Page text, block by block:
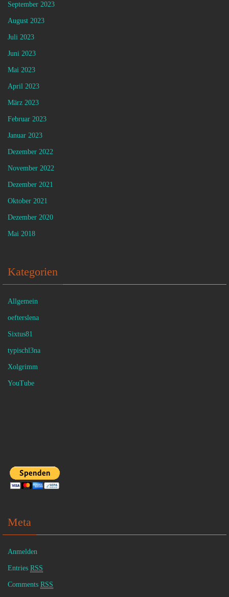
September 2023
August 2023
Juli 2023
Juni 2023
Mai 2023
April 2023
März 2023
Februar 2023
Januar 2023
Dezember 2022
November 2022
Dezember 2021
Oktober 2021
Dezember 2020
Mai 2018
Kategorien
Allgemein
oefterslena
Sixtus81
typischl3na
Xolgrimm
YouTube
Meta
Anmelden
Entries RSS
Comments RSS